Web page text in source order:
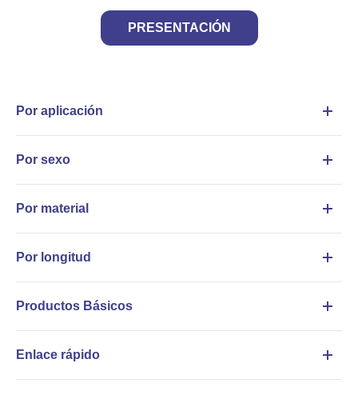
PRESENTACIÓN
Por aplicación
Por sexo
Por material
Por longitud
Productos Básicos
Enlace rápido